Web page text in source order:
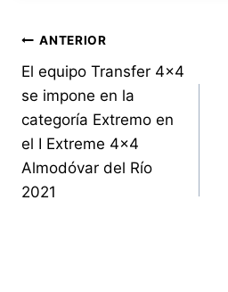
Navegación
de
entradas
ANTERIOR
El equipo Transfer 4×4
se impone en la
categoría Extremo en
el I Extreme 4×4
Almodóvar del Río
2021